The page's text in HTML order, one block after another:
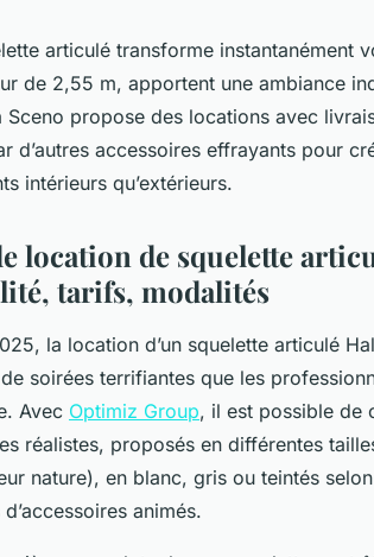
articulé transforme instantanément
de 2,55 m, apportent une ambiance
Sceno propose des locations avec
d’autres accessoires effrayants pour
intérieurs qu’extérieurs.
location de squelette
tarifs, modalités
la location d’un squelette articulé
soirées terrifiantes que les
Avec Optimiz Group, il est possible de
réalistes, proposés en différentes
nature), en blanc, gris ou teintés
animés.